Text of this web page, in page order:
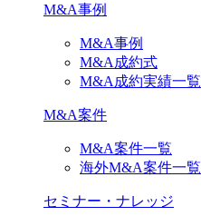
M&A事例
M&A事例
M&A成約式
M&A成約実績一覧
M&A案件
M&A案件一覧
海外M&A案件一覧
セミナー・ナレッジ